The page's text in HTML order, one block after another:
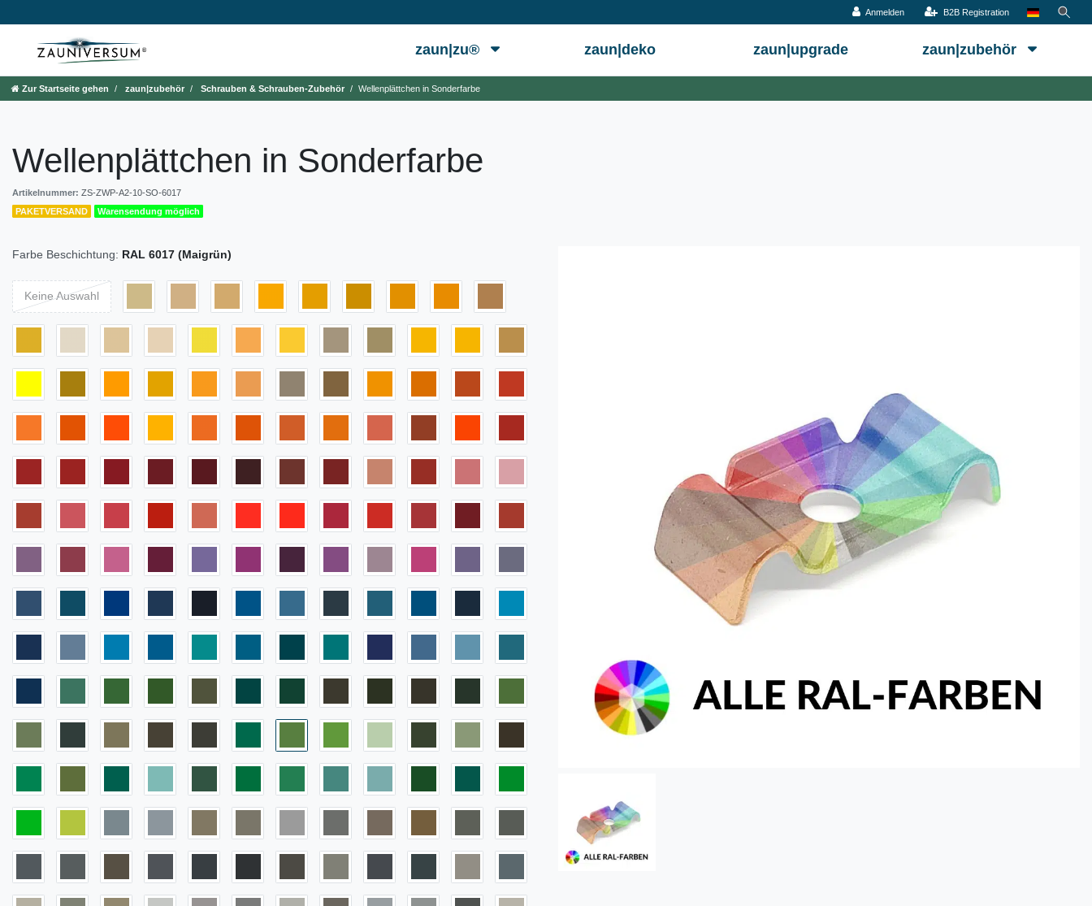
Anmelden B2B Registration
zaun|zu® zaun|deko zaun|upgrade zaun|zubehör
Zur Startseite gehen zaun|zubehör Schrauben & Schrauben-Zubehör Wellenplättchen in Sonderfarbe
Wellenplättchen in Sonderfarbe
Artikelnummer: ZS-ZWP-A2-10-SO-6017
PAKETVERSAND
Warensendung möglich
Farbe Beschichtung: RAL 6017 (Maigrün)
Keine Auswahl